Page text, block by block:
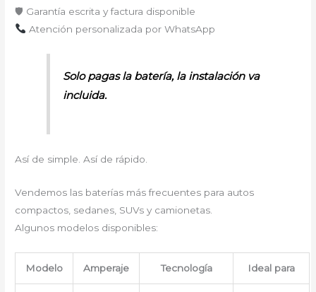
🛡 Garantía escrita y factura disponible
Atención personalizada por WhatsApp
Solo pagas la batería, la instalación va
incluida.
Así de simple. Así de rápido.
Vendemos las baterías más frecuentes para autos
compactos, sedanes, SUVs y camionetas.
Algunos modelos disponibles:
Modelo Amperaje Tecnología Ideal para